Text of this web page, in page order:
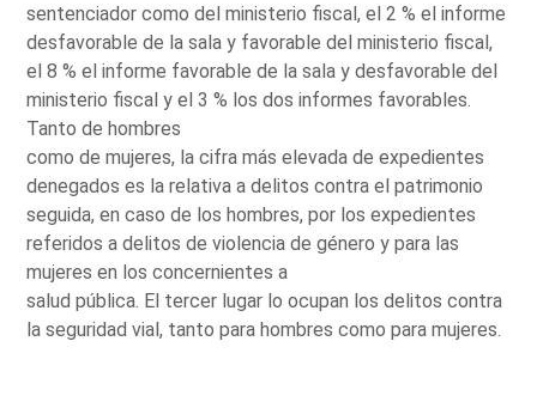
sentenciador como del ministerio fiscal, el 2 % el informe
desfavorable de la sala y favorable del ministerio fiscal,
el 8 % el informe favorable de la sala y desfavorable del
ministerio fiscal y el 3 % los dos informes favorables.
Tanto de hombres
como de mujeres, la cifra más elevada de expedientes
denegados es la relativa a delitos contra el patrimonio
seguida, en caso de los hombres, por los expedientes
referidos a delitos de violencia de género y para las
mujeres en los concernientes a
salud pública. El tercer lugar lo ocupan los delitos contra
la seguridad vial, tanto para hombres como para mujeres.